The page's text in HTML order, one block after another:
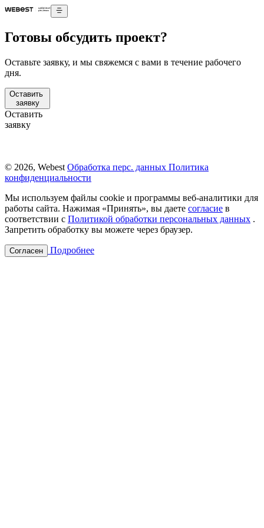
Готовы обсудить проект?
Оставьте заявку, и мы свяжемся с вами в течение рабочего
дня.
Оставить
заявку
Оставить
заявку
© 2026, Webest Обработка перс. данных Политика
конфиденциальности
Мы используем файлы cookie и программы веб-аналитики для
работы сайта. Нажимая «Принять», вы даете согласие в
соответствии с Политикой обработки персональных данных .
Запретить обработку вы можете через браузер.
Согласен Подробнее